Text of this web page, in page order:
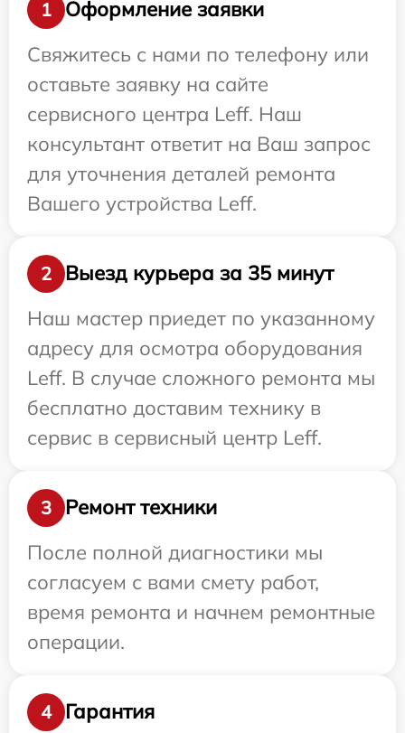
1
Оформление заявки
Свяжитесь с нами по телефону или
оставьте заявку на сайте
сервисного центра Leff. Наш
консультант ответит на Ваш запрос
для уточнения деталей ремонта
Вашего устройства Leff.
2
Выезд курьера за 35 минут
Наш мастер приедет по указанному
адресу для осмотра оборудования
Leff. В случае сложного ремонта мы
бесплатно доставим технику в
сервис в сервисный центр Leff.
3
Ремонт техники
После полной диагностики мы
согласуем с вами смету работ,
время ремонта и начнем ремонтные
операции.
4
Гарантия